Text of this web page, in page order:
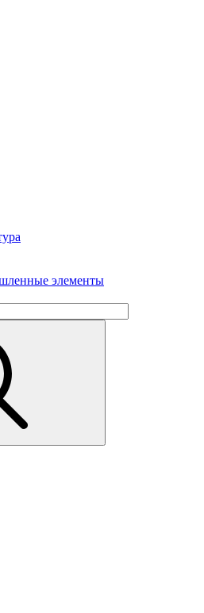
элементы